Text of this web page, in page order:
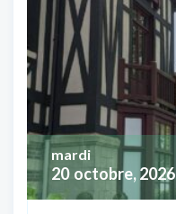
20 octobre, 2026
mardi